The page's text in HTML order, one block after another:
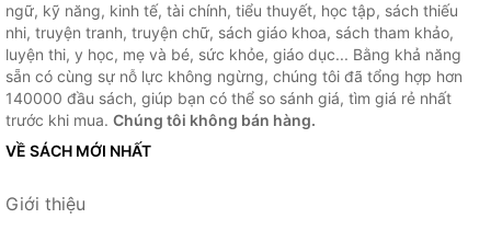
ngữ, kỹ năng, kinh tế, tài chính, tiểu thuyết, học tập, sách thiếu
nhi, truyện tranh, truyện chữ, sách giáo khoa, sách tham khảo,
luyện thi, y học, mẹ và bé, sức khỏe, giáo dục... Bằng khả năng
sẵn có cùng sự nỗ lực không ngừng, chúng tôi đã tổng hợp hơn
140000 đầu sách, giúp bạn có thể so sánh giá, tìm giá rẻ nhất
trước khi mua. Chúng tôi không bán hàng.
VỀ SÁCH MỚI NHẤT
Giới thiệu